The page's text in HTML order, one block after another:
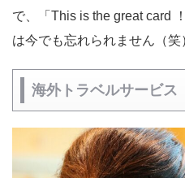
で、「This is the great card
は今でも忘れられません（笑
海外トラベルサービス